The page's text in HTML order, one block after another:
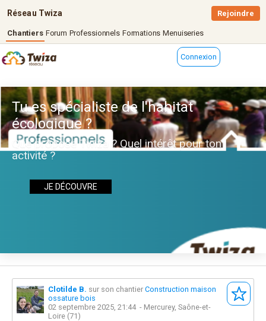
Réseau Twiza
Chantiers Forum Professionnels Formations Menuiseries
Rejoindre
Connexion
Tu es spécialiste de l'habitat
écologique ?
Que propose Twiza ? Quel intérêt pour ton
activité ?
JE DÉCOUVRE
Clotilde B. sur son chantier Construction maison
ossature bois
02 septembre 2025, 21:44- Mercurey, Saône-et-
Loire (71)